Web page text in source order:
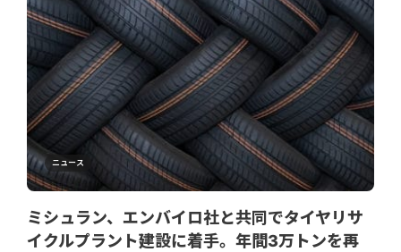
ニュース
ミシュラン、エンバイロ社と共同でタイヤリサ
イクルプラント建設に着手。年間3万トンを再